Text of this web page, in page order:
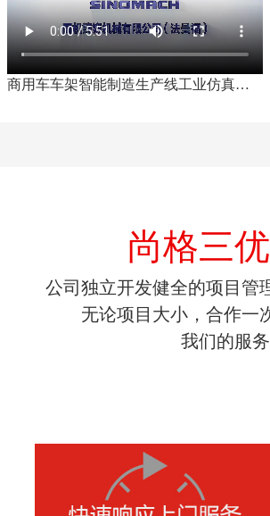
商用车车架智能制造生产线工业仿真动画
尚格三
公司独立开发健全的项目管
无论项目大小，合作一
我们的服